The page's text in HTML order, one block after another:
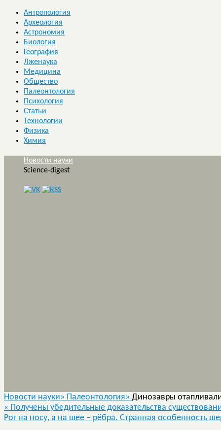
Антропология
Археология
Астрономия
Биология
География
Лженаука
Медицина
Общество
Палеонтология
Психология
Статьи
Технологии
Физика
Химия
Новости науки
Science-digest
Новости науки» Палеонтология» Динозавры
« Получены убедительные доказательства
Рог на носу, а на шее – рёбра. Странная особенность